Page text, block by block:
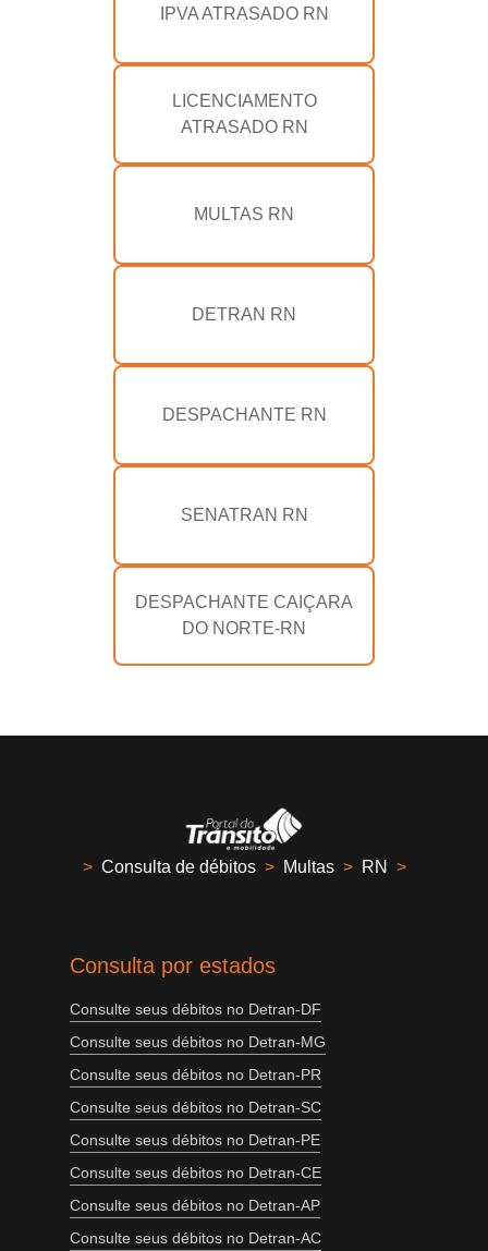
IPVA ATRASADO RN
LICENCIAMENTO
ATRASADO RN
MULTAS RN
DETRAN RN
DESPACHANTE RN
SENATRAN RN
DESPACHANTE CAIÇARA
DO NORTE-RN
> Consulta de débitos > Multas > RN >
Consulta por estados
Consulte seus débitos no Detran-DF
Consulte seus débitos no Detran-MG
Consulte seus débitos no Detran-PR
Consulte seus débitos no Detran-SC
Consulte seus débitos no Detran-PE
Consulte seus débitos no Detran-CE
Consulte seus débitos no Detran-AP
Consulte seus débitos no Detran-AC